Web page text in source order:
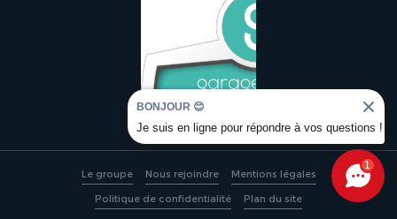
Le groupe Nous rejoindre Mentions légales
Politique de confidentialité Plan du site
1
BONJOUR 😊
Je suis en ligne pour répondre à vos questions !